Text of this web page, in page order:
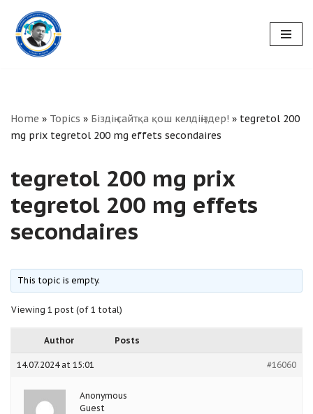
Skip
to
Home » Topics » Біздің сайтқа қош келдіңіздер! » tegretol 200
mg prix tegretol 200 mg effets secondaires
tegretol 200 mg prix
tegretol 200 mg effets
secondaires
This topic is empty.
Viewing 1 post (of 1 total)
Author Posts
14.07.2024 at 15:01 #16060
Anonymous
Guest